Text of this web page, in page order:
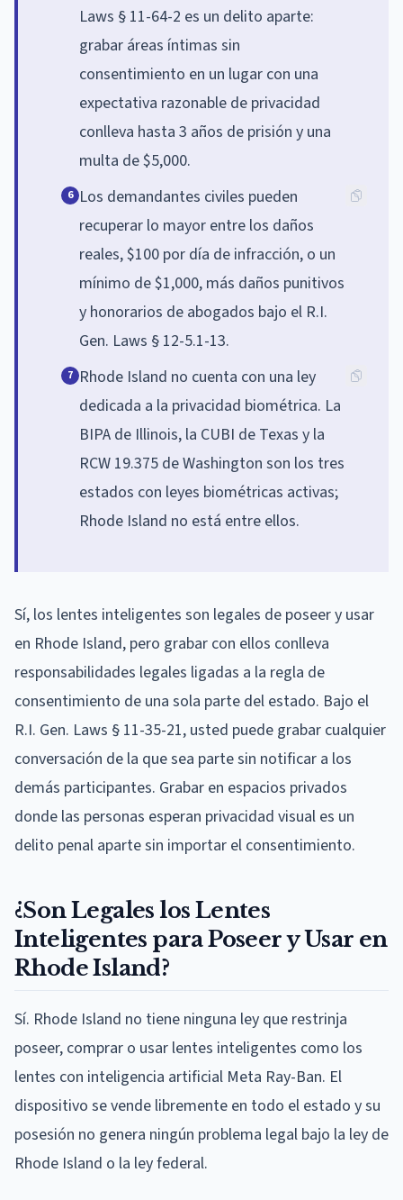
Laws § 11-64-2 es un delito aparte:
grabar áreas íntimas sin
consentimiento en un lugar con una
expectativa razonable de privacidad
conlleva hasta 3 años de prisión y una
multa de $5,000.
6 Los demandantes civiles pueden
recuperar lo mayor entre los daños
reales, $100 por día de infracción, o un
mínimo de $1,000, más daños punitivos
y honorarios de abogados bajo el R.I.
Gen. Laws § 12-5.1-13.
7 Rhode Island no cuenta con una ley
dedicada a la privacidad biométrica. La
BIPA de Illinois, la CUBI de Texas y la
RCW 19.375 de Washington son los tres
estados con leyes biométricas activas;
Rhode Island no está entre ellos.
Sí, los lentes inteligentes son legales de poseer y usar
en Rhode Island, pero grabar con ellos conlleva
responsabilidades legales ligadas a la regla de
consentimiento de una sola parte del estado. Bajo el
R.I. Gen. Laws § 11-35-21, usted puede grabar cualquier
conversación de la que sea parte sin notificar a los
demás participantes. Grabar en espacios privados
donde las personas esperan privacidad visual es un
delito penal aparte sin importar el consentimiento.
¿Son Legales los Lentes
Inteligentes para Poseer y Usar en
Rhode Island?
Sí. Rhode Island no tiene ninguna ley que restrinja
poseer, comprar o usar lentes inteligentes como los
lentes con inteligencia artificial Meta Ray-Ban. El
dispositivo se vende libremente en todo el estado y su
posesión no genera ningún problema legal bajo la ley de
Rhode Island o la ley federal.